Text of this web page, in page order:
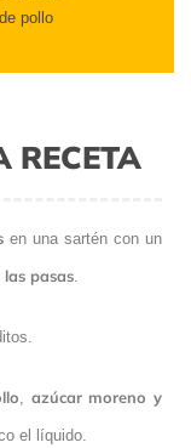
pollo
RECETA
en una sartén con un
las pasas.
, azúcar moreno y
el líquido.